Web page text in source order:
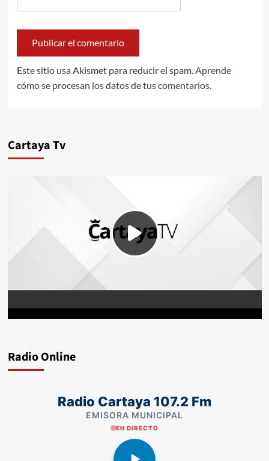
Este sitio usa Akismet para reducir el spam. Aprende
cómo se procesan los datos de tus comentarios.
Cartaya Tv
Radio Online
Radio Cartaya 107.2 Fm
EMISORA MUNICIPAL
EN DIRECTO